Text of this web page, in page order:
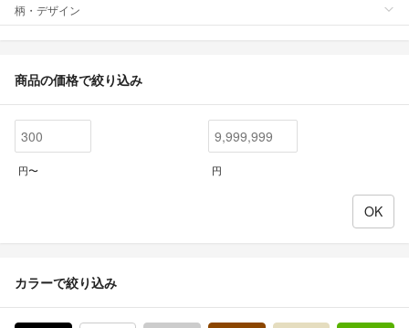
柄・デザイン
商品の価格で絞り込み
円〜 円
カラーで絞り込み